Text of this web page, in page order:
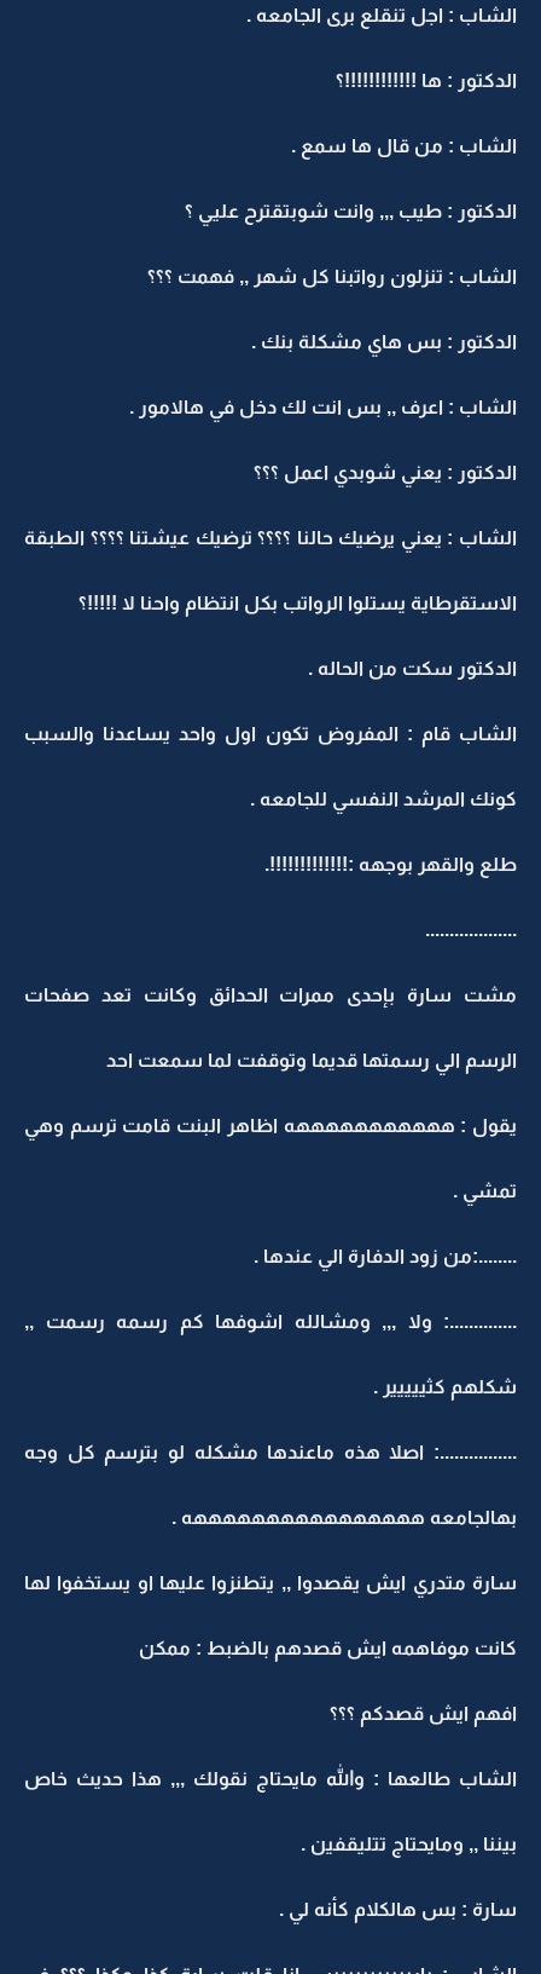
الشاب : اجل تنقلع برى الجامعه .
الدكتور : ها !!!!!!!!!!!!؟
الشاب : من قال ها سمع .
الدكتور : طيب ,,, وانت شوبتقترح عليي ؟
الشاب : تنزلون رواتبنا كل شهر ,, فهمت ؟؟؟
الدكتور : بس هاي مشكلة بنك .
الشاب : اعرف ,, بس انت لك دخل في هالامور .
الدكتور : يعني شوبدي اعمل ؟؟؟
الشاب : يعني يرضيك حالنا ؟؟؟؟ ترضيك عيشتنا ؟؟؟؟ الطبقة
الاستقرطاية يستلوا الرواتب بكل انتظام واحنا لا !!!!!؟
الدكتور سكت من الحاله .
الشاب قام : المفروض تكون اول واحد يساعدنا والسبب
كونك المرشد النفسي للجامعه .
طلع والقهر بوجهه :!!!!!!!!!!!!!.
...................
مشت سارة بإحدى ممرات الحدائق وكانت تعد صفحات
الرسم الي رسمتها قديما وتوقفت لما سمعت احد
يقول : هههههههههههه اظاهر البنت قامت ترسم وهي
تمشي .
........:من زود الدفارة الي عندها .
..............: ولا ,,, ومشالله اشوفها كم رسمه رسمت ,,
شكلهم كثييييير .
................: اصلا هذه ماعندها مشكله لو بترسم كل وجه
بهالجامعه ههههههههههههههههه .
سارة متدري ايش يقصدوا ,, يتطنزوا عليها او يستخفوا لها
كانت موفاهمه ايش قصدهم بالضبط : ممكن
افهم ايش قصدكم ؟؟؟
الشاب طالعها : والله مايحتاج نقولك ,,, هذا حديث خاص
بيننا ,, ومايحتاج تتليقفين .
سارة : بس هالكلام كأنه لي .